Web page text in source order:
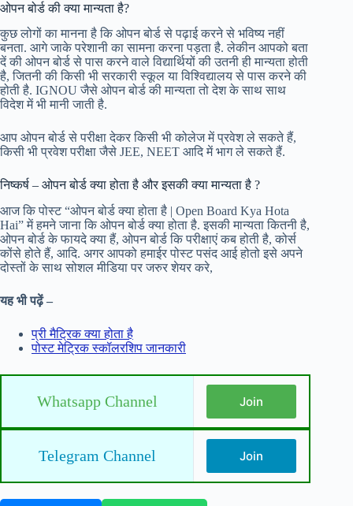
ओपन बोर्ड की क्या मान्यता है?
कुछ लोगों का मानना है कि ओपन बोर्ड से पढ़ाई करने से भविष्य नहीं
बनता. आगे जाके परेशानी का सामना करना पड़ता है. लेकीन आपको बता
दें की ओपन बोर्ड से पास करने वाले विद्यार्थियों की उतनी ही मान्यता होती
है, जितनी की किसी भी सरकारी स्कूल या विश्विद्यालय से पास करने की
होती है. IGNOU जैसे ओपन बोर्ड की मान्यता तो देश के साथ साथ
विदेश में भी मानी जाती है.
आप ओपन बोर्ड से परीक्षा देकर किसी भी कोलेज में प्रवेश ले सकते हैं,
किसी भी प्रवेश परीक्षा जैसे JEE, NEET आदि में भाग ले सकते हैं.
निष्कर्ष – ओपन बोर्ड क्या होता है और इसकी क्या मान्यता है ?
आज कि पोस्ट “ओपन बोर्ड क्या होता है | Open Board Kya Hota
Hai” में हमने जाना कि ओपन बोर्ड क्या होता है. इसकी मान्यता कितनी है,
ओपन बोर्ड के फायदे क्या हैं, ओपन बोर्ड कि परीक्षाएं कब होती है, कोर्स
कोंसे होते हैं, आदि. अगर आपको हमाईर पोस्ट पसंद आई होतो इसे अपने
दोस्तों के साथ सोशल मीडिया पर जरुर शेयर करे,
यह भी पढ़ें –
प्री मैट्रिक क्या होता है
पोस्ट मेट्रिक स्कॉलरशिप जानकारी
Whatsapp Channel Join
Telegram Channel Join